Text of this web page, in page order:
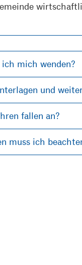
schließen
ich mich wenden?
schließen
und
schließen
fallen an?
schließen
muss ich